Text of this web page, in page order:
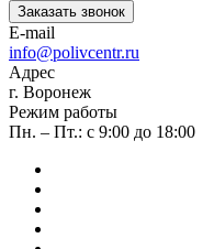
Заказать звонок
E-mail
info@polivcentr.ru
Адрес
г. Воронеж
Режим работы
Пн. – Пт.: с 9:00 до 18:00